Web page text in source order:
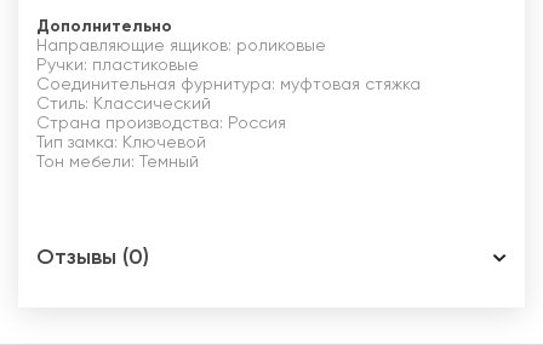
Дополнительно
Направляющие ящиков: роликовые
Ручки: пластиковые
Соединительная фурнитура: муфтовая стяжка
Стиль: Классический
Страна производства: Россия
Тип замка: Ключевой
Тон мебели: Темный
Отзывы (0)